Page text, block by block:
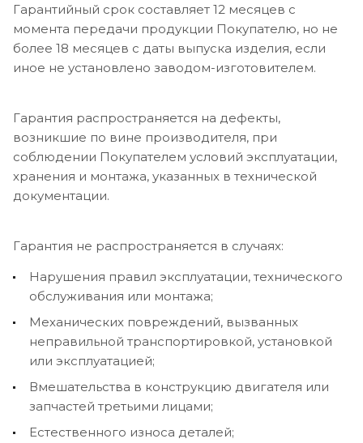
Гарантийный срок составляет 12 месяцев с
момента передачи продукции Покупателю, но не
более 18 месяцев с даты выпуска изделия, если
иное не установлено заводом-изготовителем.
Гарантия распространяется на дефекты,
возникшие по вине производителя, при
соблюдении Покупателем условий эксплуатации,
хранения и монтажа, указанных в технической
документации.
Гарантия не распространяется в случаях:
Нарушения правил эксплуатации, технического
обслуживания или монтажа;
Механических повреждений, вызванных
неправильной транспортировкой, установкой
или эксплуатацией;
Вмешательства в конструкцию двигателя или
запчастей третьими лицами;
Естественного износа деталей;